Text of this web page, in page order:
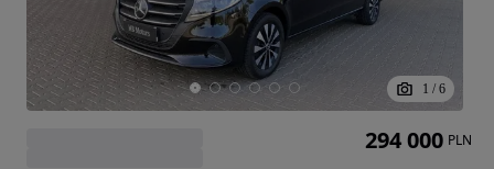
1 / 6
294 000 PLN